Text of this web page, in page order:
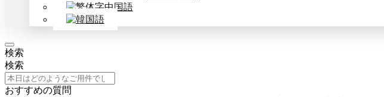
検索
検索
おすすめの質問